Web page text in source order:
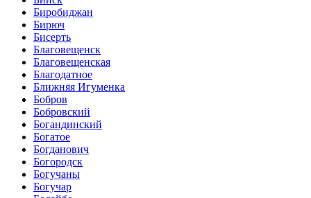
Биробиджан
Бирюч
Бисерть
Благовещенск
Благовещенская
Благодатное
Ближняя Игуменка
Бобров
Бобровский
Богандинский
Богатое
Богданович
Богородск
Богучаны
Богучар